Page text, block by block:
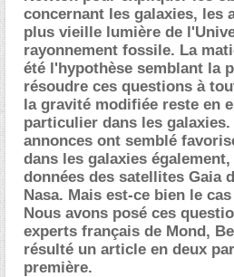
concernant les galaxies, les
plus vieille lumière de
rayonnement fossile. La
été l'hypothèse semblant la
résoudre ces questions à
la gravité modifiée reste en
particulier dans les
annonces ont semblé
dans les galaxies
données des satellites Gaia
Nasa. Mais est-ce bien le
Nous avons posé ces
experts français de Mond,
résulté un article en deux
première.